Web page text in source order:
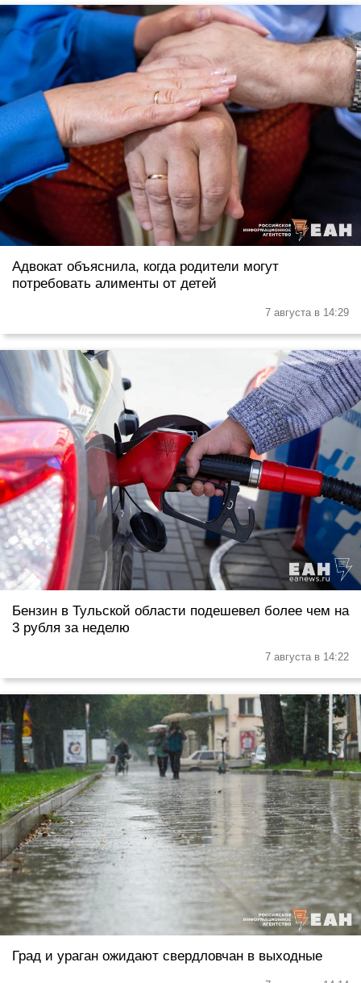
Адвокат объяснила, когда родители могут
потребовать алименты от детей
7 августа в 14:29
Бензин в Тульской области подешевел более чем на
3 рубля за неделю
7 августа в 14:22
Град и ураган ожидают свердловчан в выходные